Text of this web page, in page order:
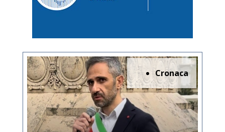
Cronaca